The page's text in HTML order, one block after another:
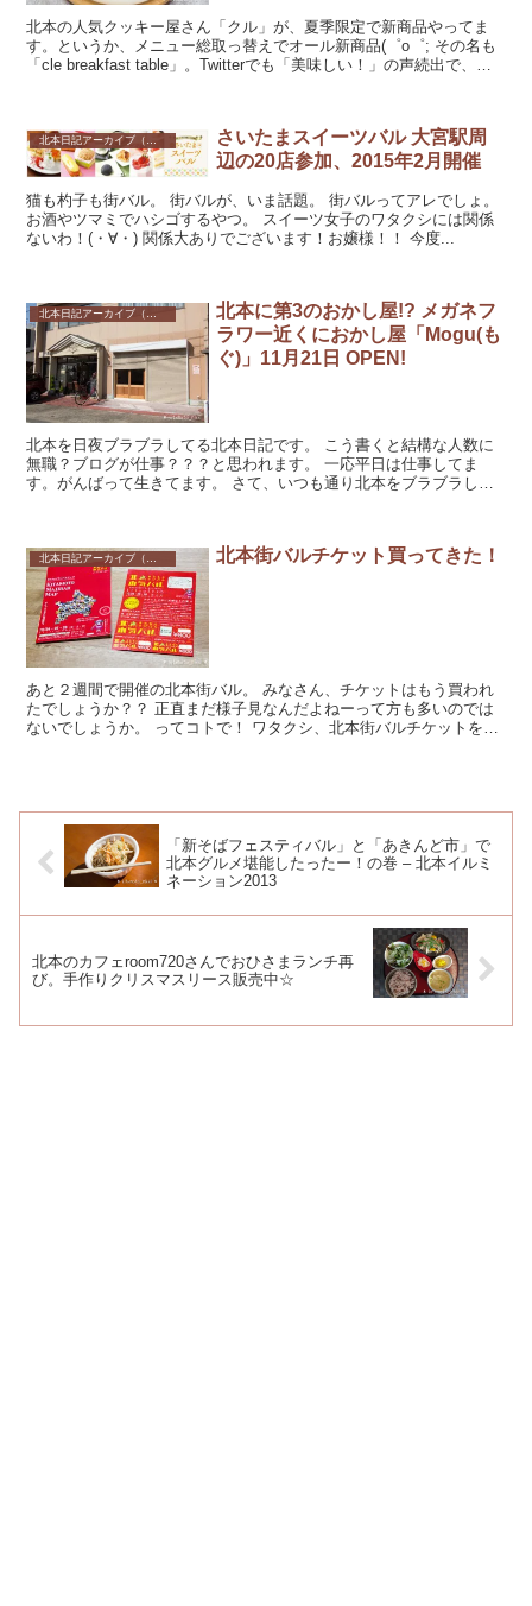
北本の人気クッキー屋さん「クル」が、夏季限定で新商品やってま
す。というか、メニュー総取っ替えでオール新商品(゜o゜; その名も
「cle breakfast table」。Twitterでも「美味しい！」の声続出で、気
さいたまスイーツバル 大宮駅周
辺の20店参加、2015年2月開催
猫も杓子も街バル。 街バルが、いま話題。 街バルってアレでしょ。
お酒やツマミでハシゴするやつ。 スイーツ女子のワタクシには関係
ないわ！(・∀・) 関係大ありでございます！お嬢様！！ 今度...
北本に第3のおかし屋!? メガネフ
ラワー近くにおかし屋「Mogu(も
ぐ)」11月21日 OPEN!
北本を日夜ブラブラしてる北本日記です。 こう書くと結構な人数に
無職？ブログが仕事？？？と思われます。 一応平日は仕事してま
す。がんばって生きてます。 さて、いつも通り北本をブラブラして
北本街バルチケット買ってきた！
あと２週間で開催の北本街バル。 みなさん、チケットはもう買われ
たでしょうか？？ 正直まだ様子見なんだよねーって方も多いのでは
ないでしょうか。 ってコトで！ ワタクシ、北本街バルチケットを買
「新そばフェスティバル」と「あきんど市」で
北本グルメ堪能したったー！の巻 – 北本イルミ
ネーション2013
北本のカフェroom720さんでおひさまランチ再
び。手作りクリスマスリース販売中☆